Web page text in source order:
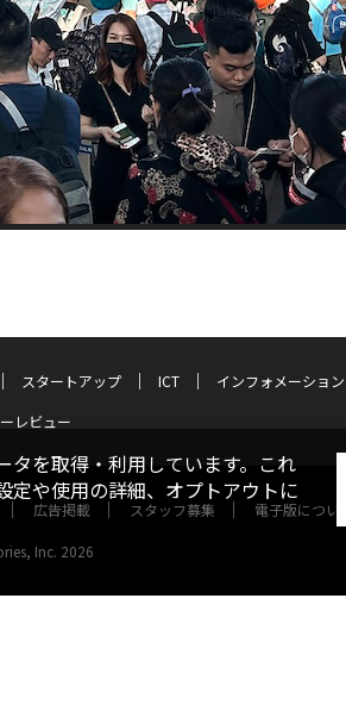
スタートアップ ICT
インフォメーション
レビュー
広告掲載 スタッフ募集 電子版について
Inc. 2026
タを取得・利用しています。これ
定や使用の詳細、オプトアウトに